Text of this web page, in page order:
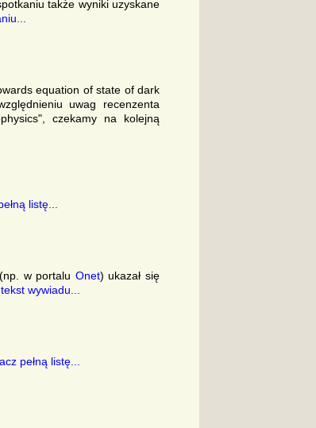
także wyniki uzyskane
equation of state of dark
uwag recenzenta
czekamy na kolejną
listę...
w portalu Onet) ukazał się
wywiadu...
pełną listę...